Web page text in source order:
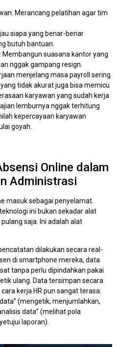
Merancang pelatihan agar tim
siapa yang benar-benar
butuh bantuan.
Membangun suasana kantor yang
nggak gampang resign.
menjelang masa payroll sering
tidak akurat juga bisa memicu
karyawan yang sudah kerja
lemburnya nggak terhitung
kepercayaan karyawan
goyah.
Online dalam
Administrasi
masuk sebagai penyelamat.
ini bukan sekadar alat
saja. Ini adalah alat
dilakukan secara real-
di smartphone mereka, data
tanpa perlu dipindahkan pakai
ulang. Data tersimpan secara
kerja HR pun sangat terasa:
(mengetik, menjumlahkan,
data” (melihat pola
laporan).